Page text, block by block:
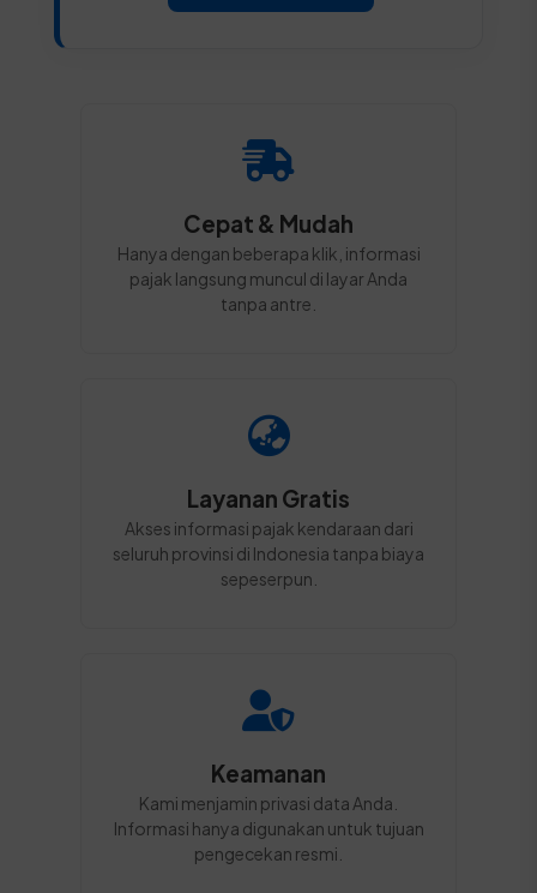
Cepat & Mudah
Hanya dengan beberapa klik, informasi
pajak langsung muncul di layar Anda
tanpa antre.
Layanan Gratis
Akses informasi pajak kendaraan dari
seluruh provinsi di Indonesia tanpa biaya
sepeserpun.
Keamanan
Kami menjamin privasi data Anda.
Informasi hanya digunakan untuk tujuan
pengecekan resmi.